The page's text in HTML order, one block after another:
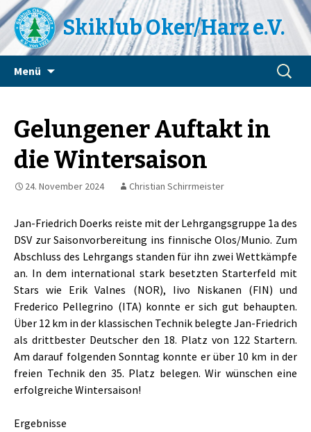
Skiklub Oker/Harz e.V.
Menü
Suchen
nach:
Gelungener Auftakt in
die Wintersaison
24. November 2024 Christian Schirrmeister
Jan-Friedrich Doerks reiste mit der Lehrgangsgruppe 1a des
DSV zur Saisonvorbereitung ins finnische Olos/Munio. Zum
Abschluss des Lehrgangs standen für ihn zwei Wettkämpfe
an. In dem international stark besetzten Starterfeld mit
Stars wie Erik Valnes (NOR), Iivo Niskanen (FIN) und
Frederico Pellegrino (ITA) konnte er sich gut behaupten.
Über 12 km in der klassischen Technik belegte Jan-Friedrich
als drittbester Deutscher den 18. Platz von 122 Startern.
Am darauf folgenden Sonntag konnte er über 10 km in der
freien Technik den 35. Platz belegen. Wir wünschen eine
erfolgreiche Wintersaison!
Ergebnisse